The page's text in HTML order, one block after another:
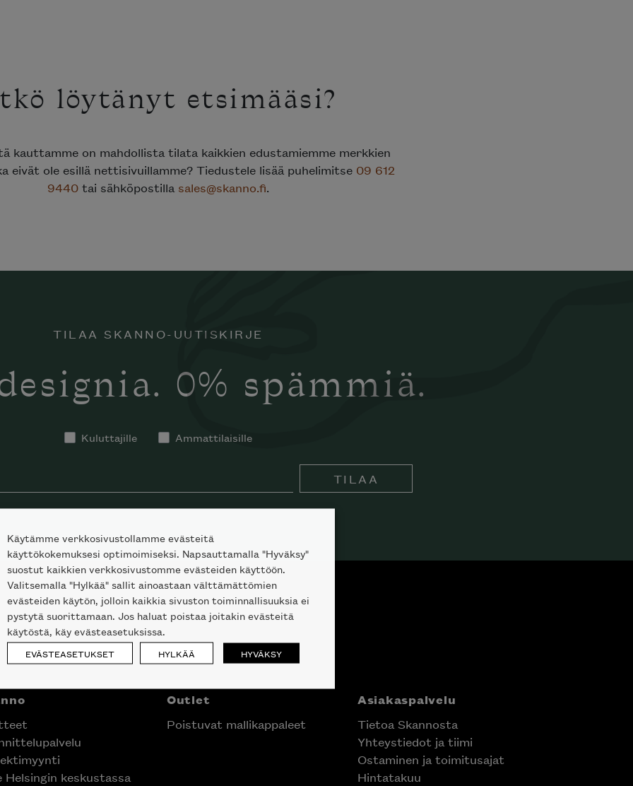
löytänyt etsimääsi?
kauttamme on mahdollista tilata kaikkien edustamiemme merkkien
eivät ole esillä nettisivuillamme? Tiedustele lisää puhelimitse 09 612
9440 tai sähköpostilla sales@skanno.fi.
TILAA SKANNO-UUTISKIRJE
0% spämmiä.
Kuluttajille Ammattilaisille
TILAA
Helsingin keskustassa
Outlet
Poistuvat mallikappaleet
Asiakaspalvelu
Tietoa Skannosta
Yhteystiedot ja tiimi
Ostaminen ja toimitusajat
Hintatakuu
Käytämme verkkosivustollamme evästeitä
käyttökokemuksesi optimoimiseksi. Napsauttamalla "Hyväksy"
suostut kaikkien verkkosivustomme evästeiden käyttöön.
Valitsemalla "Hylkää" sallit ainoastaan välttämättömien
evästeiden käytön, jolloin kaikkia sivuston toiminnallisuuksia ei
pystytä suorittamaan. Jos haluat poistaa joitakin evästeitä
käytöstä, käy evästeasetuksissa.
EVÄSTEASETUKSET HYLKÄÄ HYVÄKSY